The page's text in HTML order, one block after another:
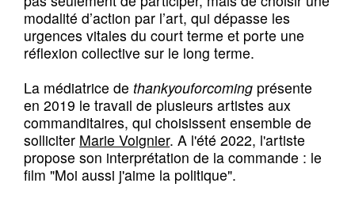
modalité d’action par l’art, qui dépasse les
urgences vitales du court terme et porte une
réflexion collective sur le long terme.
La médiatrice de thankyouforcoming présente
en 2019 le travail de plusieurs artistes aux
commanditaires, qui choisissent ensemble de
solliciter Marie Voignier. A l'été 2022, l'artiste
propose son interprétation de la commande : le
film "Moi aussi j'aime la politique".